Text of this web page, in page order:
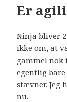
Er
Ninja bliver
ikke om, at
gammel nok
egentlig
stævner. Jeg
nu.